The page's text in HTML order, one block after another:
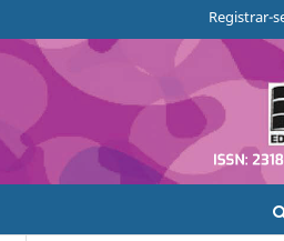
Registrar-